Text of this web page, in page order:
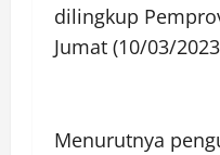
dilingkup
Jumat (10/03/
Menurutnya